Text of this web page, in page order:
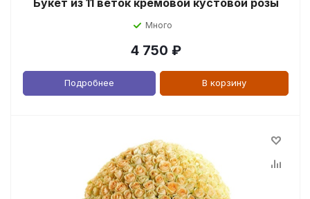
Букет из 11 веток кремовой кустовой розы
Много
4 750 ₽
Подробнее В корзину